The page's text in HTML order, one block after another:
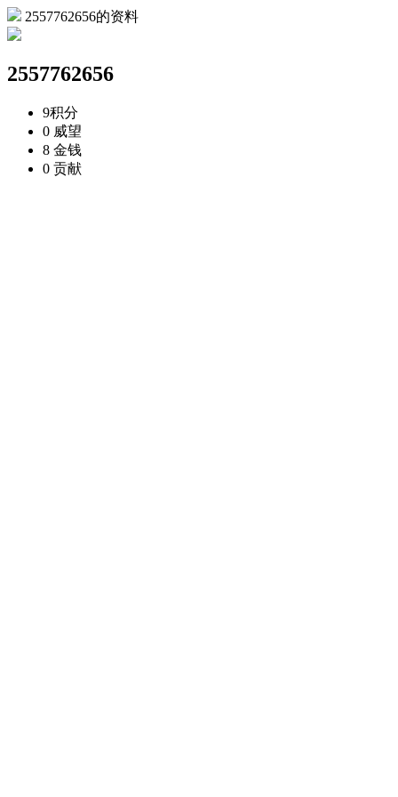
2557762656的资料
2557762656
9积分
0 威望
8 金钱
0 贡献